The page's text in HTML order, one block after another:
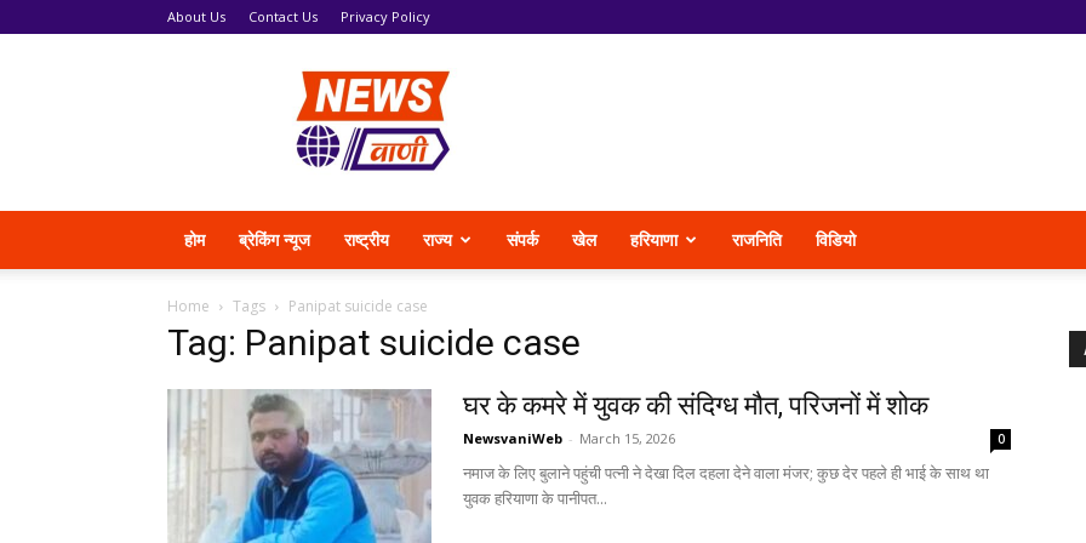
About Us Contact Us Privacy Policy
News
Vani
होम ब्रेकिंग न्यूज राष्ट्रीय राज्य संपर्क खेल हरियाणा राजनिति विडियो
Home Tags Panipat suicide case
Tag: Panipat suicide case
घर के कमरे में युवक की संदिग्ध मौत, परिजनों में शोक
NewsvaniWeb - March 15, 2026 0
नमाज के लिए बुलाने पहुंची पत्नी ने देखा दिल दहला देने वाला मंजर; कुछ देर पहले ही भाई के साथ था
युवक हरियाणा के पानीपत...